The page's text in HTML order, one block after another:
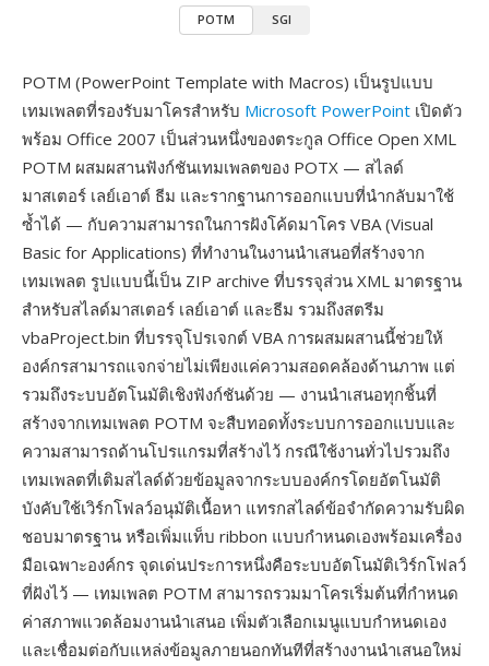
POTM SGI
POTM (PowerPoint Template with Macros) เป็นรูปแบบ
เทมเพลตที่รองรับมาโครสำหรับ Microsoft PowerPoint เปิดตัว
พร้อม Office 2007 เป็นส่วนหนึ่งของตระกูล Office Open XML
POTM ผสมผสานฟังก์ชันเทมเพลตของ POTX — สไลด์
มาสเตอร์ เลย์เอาต์ ธีม และรากฐานการออกแบบที่นำกลับมาใช้
ซ้ำได้ — กับความสามารถในการฝังโค้ดมาโคร VBA (Visual
Basic for Applications) ที่ทำงานในงานนำเสนอที่สร้างจาก
เทมเพลต รูปแบบนี้เป็น ZIP archive ที่บรรจุส่วน XML มาตรฐาน
สำหรับสไลด์มาสเตอร์ เลย์เอาต์ และธีม รวมถึงสตรีม
vbaProject.bin ที่บรรจุโปรเจกต์ VBA การผสมผสานนี้ช่วยให้
องค์กรสามารถแจกจ่ายไม่เพียงแค่ความสอดคล้องด้านภาพ แต่
รวมถึงระบบอัตโนมัติเชิงฟังก์ชันด้วย — งานนำเสนอทุกชิ้นที่
สร้างจากเทมเพลต POTM จะสืบทอดทั้งระบบการออกแบบและ
ความสามารถด้านโปรแกรมที่สร้างไว้ กรณีใช้งานทั่วไปรวมถึง
เทมเพลตที่เติมสไลด์ด้วยข้อมูลจากระบบองค์กรโดยอัตโนมัติ
บังคับใช้เวิร์กโฟลว์อนุมัติเนื้อหา แทรกสไลด์ข้อจำกัดความรับผิด
ชอบมาตรฐาน หรือเพิ่มแท็บ ribbon แบบกำหนดเองพร้อมเครื่อง
มือเฉพาะองค์กร จุดเด่นประการหนึ่งคือระบบอัตโนมัติเวิร์กโฟลว์
ที่ฝังไว้ — เทมเพลต POTM สามารถรวมมาโครเริ่มต้นที่กำหนด
ค่าสภาพแวดล้อมงานนำเสนอ เพิ่มตัวเลือกเมนูแบบกำหนดเอง
และเชื่อมต่อกับแหล่งข้อมูลภายนอกทันทีที่สร้างงานนำเสนอใหม่